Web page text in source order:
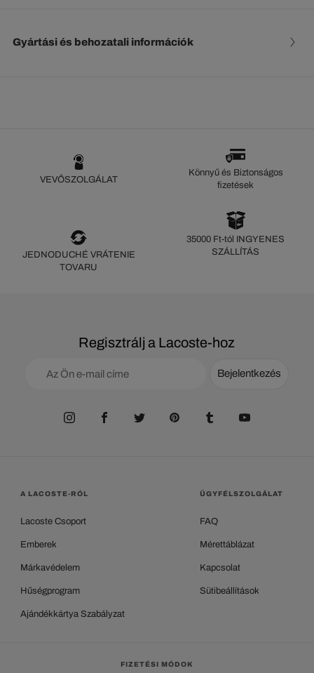
Gyártási és behozatali információk
VEVŐSZOLGÁLAT
Könnyű és Biztonságos
fizetések
JEDNODUCHÉ VRÁTENIE
TOVARU
35000 Ft-tól INGYENES
SZÁLLÍTÁS
Regisztrálj a Lacoste-hoz
Bejelentkezés
A LACOSTE-RÓL
Lacoste Csoport
Emberek
Márkavédelem
Hűségprogram
Ajándékkártya Szabályzat
ÜGYFÉLSZOLGÁLAT
FAQ
Mérettáblázat
Kapcsolat
Sütibeállítások
FIZETÉSI MÓDOK